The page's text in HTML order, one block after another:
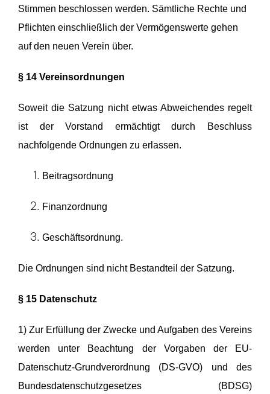
Stimmen beschlossen werden. Sämtliche Rechte und
Pflichten einschließlich der Vermögenswerte gehen
auf den neuen Verein über.
§ 14 Vereinsordnungen
Soweit die Satzung nicht etwas Abweichendes regelt
ist der Vorstand ermächtigt durch Beschluss
nachfolgende Ordnungen zu erlassen.
Beitragsordnung
Finanzordnung
Geschäftsordnung.
Die Ordnungen sind nicht Bestandteil der Satzung.
§ 15 Datenschutz
1) Zur Erfüllung der Zwecke und Aufgaben des Vereins
werden unter Beachtung der Vorgaben der EU-
Datenschutz-Grundverordnung (DS-GVO) und des
Bundesdatenschutzgesetzes (BDSG)